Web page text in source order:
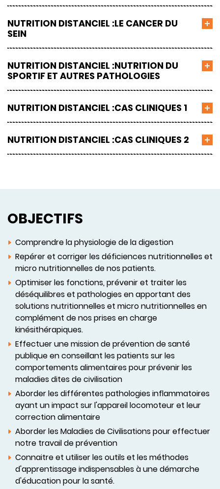
NUTRITION DISTANCIEL :LE CANCER DU
SEIN
NUTRITION DISTANCIEL :NUTRITION DU
SPORTIF ET AUTRES PATHOLOGIES
NUTRITION DISTANCIEL :CAS CLINIQUES 1
NUTRITION DISTANCIEL :CAS CLINIQUES 2
OBJECTIFS
Comprendre la physiologie de la digestion
Repérer et corriger les déficiences nutritionnelles et
micro nutritionnelles de nos patients.
Optimiser les fonctions, prévenir et traiter les
déséquilibres et pathologies en apportant des
solutions nutritionnelles et micro nutritionnelles en
complément de nos prises en charge
kinésithérapiques.
Effectuer une mission de prévention de santé
publique en conseillant les patients sur les
comportements alimentaires pour prévenir les
maladies dites de civilisation
Aborder les différentes pathologies inflammatoires
ayant un impact sur l'appareil locomoteur et leur
correction alimentaire
Aborder les Maladies de Civilisations pour effectuer
notre travail de prévention
Connaitre et utiliser les outils et les méthodes
d'apprentissage indispensables à une démarche
d'éducation pour la santé.